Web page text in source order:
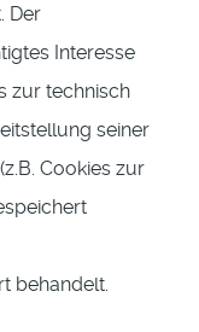
Der
Interesse
zur technisch
seiner
Cookies zur
behandelt.